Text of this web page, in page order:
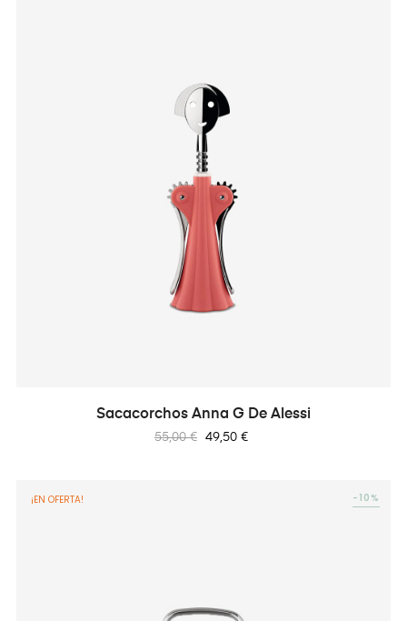
Sacacorchos Anna G De Alessi
Precio
55,00 € Precio
49,50 €
¡EN OFERTA! -10%